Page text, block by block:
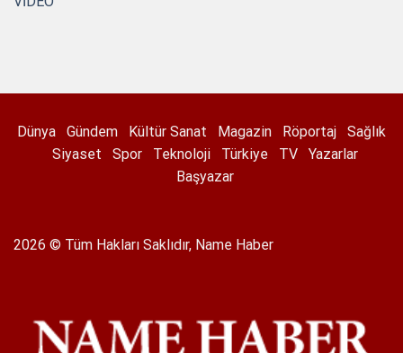
Dünya Gündem Kültür Sanat Magazin Röportaj
Sağlık
Siyaset
Spor Teknoloji Türkiye TV
Yazarlar
Başyazar
2026 © Tüm Hakları Saklıdır, Name Haber